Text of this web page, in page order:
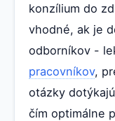
konzílium do
vhodné, ak je
odborníkov -
pracovníkov,
otázky
čím optimálne